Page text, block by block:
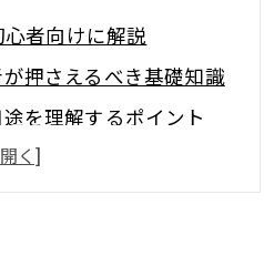
者向けに解説
押さえるべき基礎知識
を理解するポイント
性能指標とは何か
ー選びの基本手順